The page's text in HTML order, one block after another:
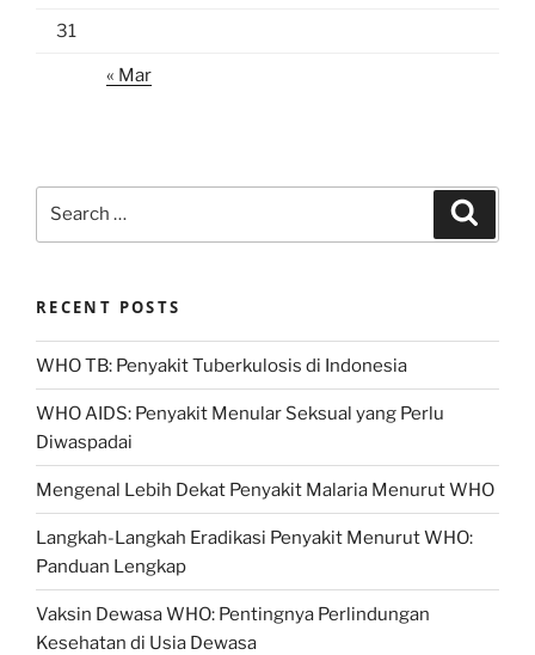
31
« Mar
RECENT POSTS
WHO TB: Penyakit Tuberkulosis di Indonesia
WHO AIDS: Penyakit Menular Seksual yang Perlu
Diwaspadai
Mengenal Lebih Dekat Penyakit Malaria Menurut WHO
Langkah-Langkah Eradikasi Penyakit Menurut WHO:
Panduan Lengkap
Vaksin Dewasa WHO: Pentingnya Perlindungan
Kesehatan di Usia Dewasa